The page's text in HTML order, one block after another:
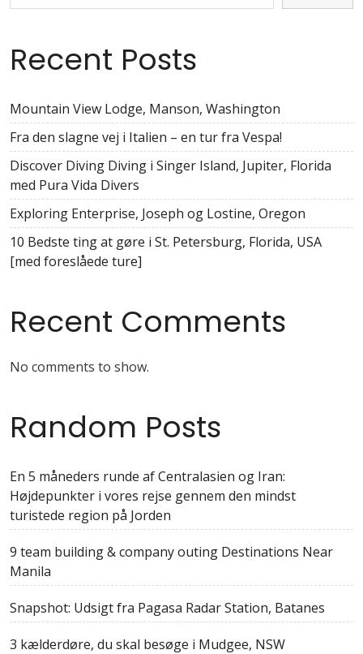
Recent Posts
Mountain View Lodge, Manson, Washington
Fra den slagne vej i Italien – en tur fra Vespa!
Discover Diving Diving i Singer Island, Jupiter, Florida
med Pura Vida Divers
Exploring Enterprise, Joseph og Lostine, Oregon
10 Bedste ting at gøre i St. Petersburg, Florida, USA
[med foreslåede ture]
Recent Comments
No comments to show.
Random Posts
En 5 måneders runde af Centralasien og Iran:
Højdepunkter i vores rejse gennem den mindst
turistede region på Jorden
9 team building & company outing Destinations Near
Manila
Snapshot: Udsigt fra Pagasa Radar Station, Batanes
3 kælderdøre, du skal besøge i Mudgee, NSW